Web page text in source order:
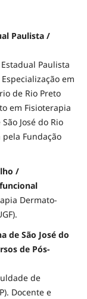
Paulista /
Paulista
em
de Rio Preto
em Fisioterapia
José do Rio
pela Fundação
/
Dermato-
de São José do
de Pós-
de
Docente e